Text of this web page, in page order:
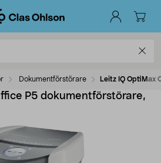
Dokumentförstörare Leitz IQ OptiMax
P5 dokumentförstörare,